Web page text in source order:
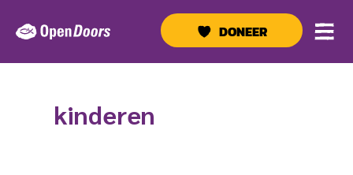
naar
inhoud
DONEER
kinderen